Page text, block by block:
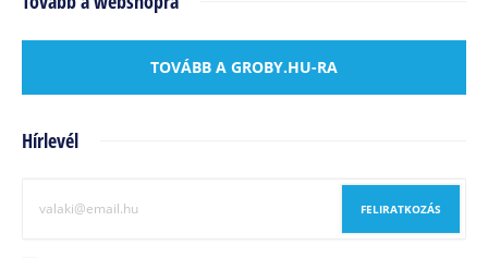
TOVÁBB A GROBY.HU-RA
Hírlevél